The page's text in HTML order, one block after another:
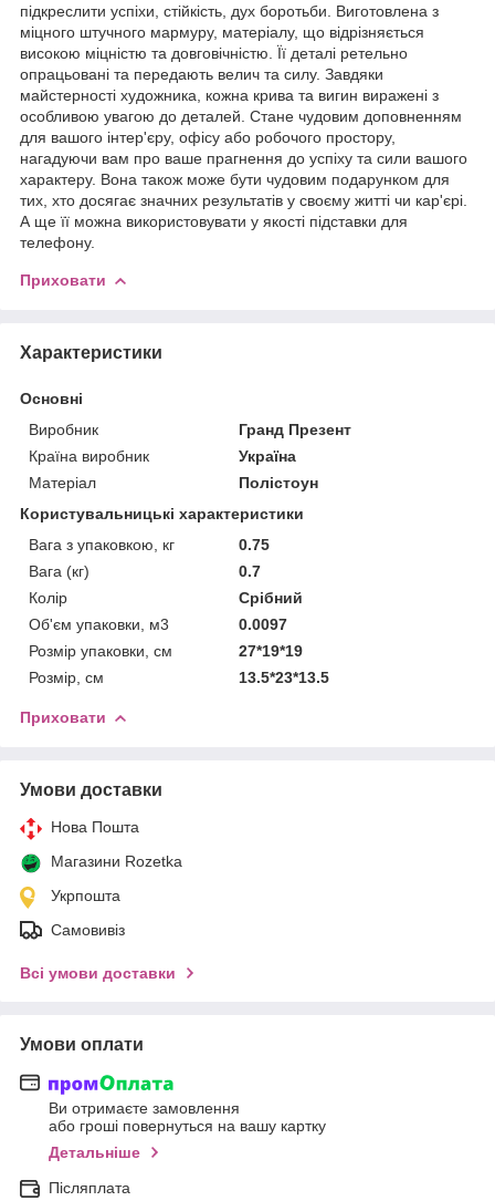
підкреслити успіхи, стійкість, дух боротьби. Виготовлена з
міцного штучного мармуру, матеріалу, що відрізняється
високою міцністю та довговічністю. Її деталі ретельно
опрацьовані та передають велич та силу. Завдяки
майстерності художника, кожна крива та вигин виражені з
особливою увагою до деталей. Стане чудовим доповненням
для вашого інтер'єру, офісу або робочого простору,
нагадуючи вам про ваше прагнення до успіху та сили вашого
характеру. Вона також може бути чудовим подарунком для
тих, хто досягає значних результатів у своєму житті чи кар'єрі.
А ще її можна використовувати у якості підставки для
телефону.
Приховати
Характеристики
Основні
Виробник
Гранд Презент
Країна виробник
Україна
Матеріал
Полістоун
Користувальницькі характеристики
Вага з упаковкою, кг
0.75
Вага (кг)
0.7
Колір
Срібний
Об'єм упаковки, м3
0.0097
Розмір упаковки, см
27*19*19
Розмір, см
13.5*23*13.5
Приховати
Умови доставки
Нова Пошта
Магазини Rozetka
Укрпошта
Самовивіз
Всі умови доставки
Умови оплати
Ви отримаєте замовлення
або гроші повернуться на вашу картку
Детальніше
Післяплата